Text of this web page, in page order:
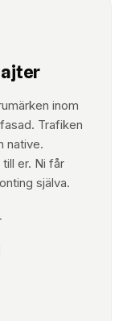
inom
Trafiken
native.
er. Ni får
själva.